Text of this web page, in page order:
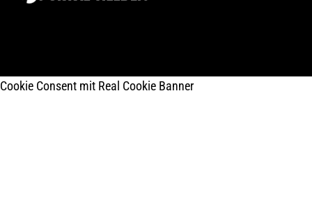
Cookie Consent mit Real Cookie Banner